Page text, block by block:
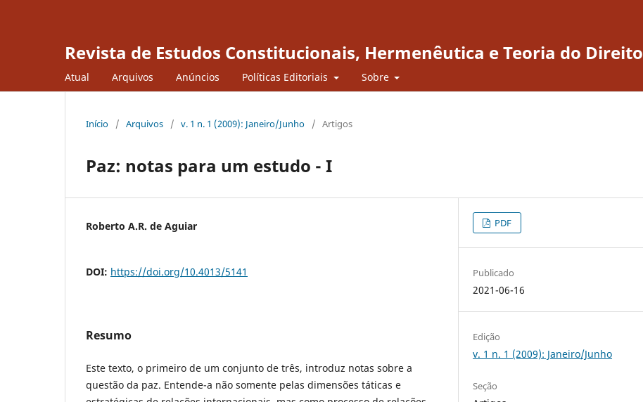
Revista de Estudos Constitucionais, Hermenêutica e Teoria do Direito
Atual Arquivos Anúncios Políticas Editoriais Sobre
Início / Arquivos / v. 1 n. 1 (2009): Janeiro/Junho / Artigos
Paz: notas para um estudo - I
Roberto A.R. de Aguiar
DOI: https://doi.org/10.4013/5141
Resumo
Este texto, o primeiro de um conjunto de três, introduz notas sobre a
questão da paz. Entende-a não somente pelas dimensões táticas e
PDF
Publicado
2021-06-16
Edição
v. 1 n. 1 (2009): Janeiro/Junho
Seção